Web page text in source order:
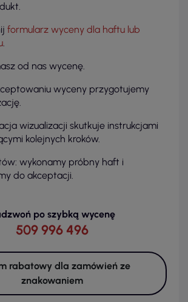
formularz wyceny dla haftu lub
.
od nas wycenę.
wyceny przygotujemy
wizualizacji skutkuje instrukcjami
kolejnych kroków.
wykonamy próbny haft i
do akceptacji.
po szybką wycenę
509 996 496
rabatowy dla zamówień ze
znakowaniem